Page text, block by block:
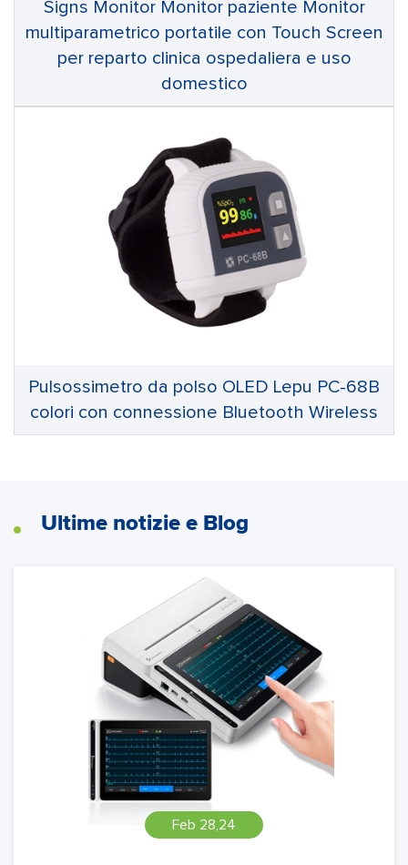
Signs Monitor Monitor paziente Monitor
multiparametrico portatile con Touch Screen
per reparto clinica ospedaliera e uso
domestico
Pulsossimetro da polso OLED Lepu PC-68B
colori con connessione Bluetooth Wireless
Ultime notizie e Blog
Feb 28,24